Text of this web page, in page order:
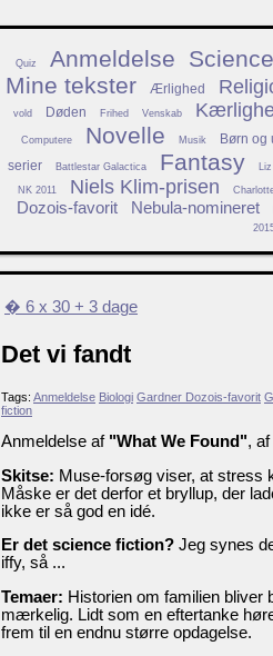
Quiz Anmeldelse
Mine tekster
Ærlighed
vold Døden Frihed Venskab
Computere Novelle Musik Børn og
serier
Battlestar Galactica Fantasy
NK 2011 Niels Klim-prisen
Dozois-favorit
Nebula-nomineret
� 6 x 30 + 3 dage
Det vi fandt
Tags: Anmeldelse Biologi Gardner Dozois-favorit
fiction
Anmeldelse af "What We Found", af
Skitse: Muse-forsøg viser, at stress
Måske er det derfor et bryllup, der
ikke er så god en idé.
Er det science fiction? Jeg synes
iffy, så ...
Temaer: Historien om familien bliver
mærkelig. Lidt som en eftertanke
frem til en endnu større opdagelse.